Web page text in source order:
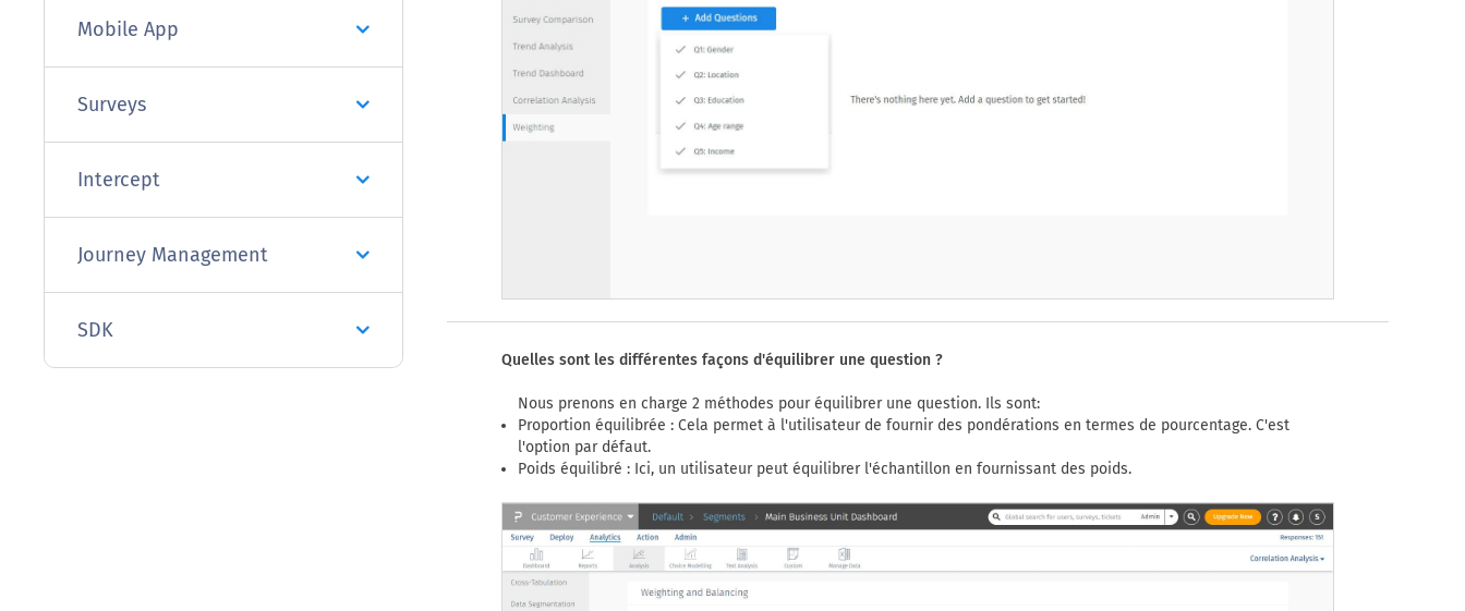
Mobile App
Surveys
Intercept
Journey Management
SDK
Quelles sont les différentes façons d'équilibrer une question ?
Nous prenons en charge 2 méthodes pour équilibrer une question. Ils sont:
Proportion équilibrée : Cela permet à l'utilisateur de fournir des pondérations en termes de pourcentage. C'est
l'option par défaut.
Poids équilibré : Ici, un utilisateur peut équilibrer l'échantillon en fournissant des poids.